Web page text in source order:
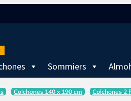
Sommiers
Colchones 140 x 190 cm Colchones 2